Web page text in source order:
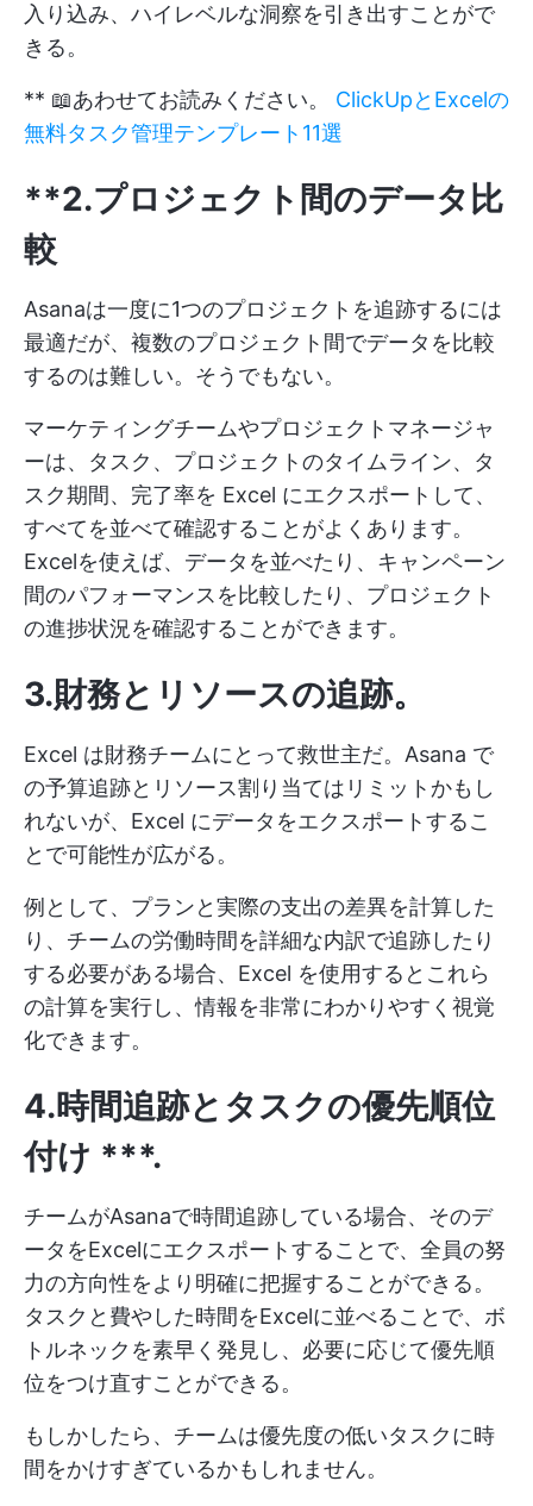
入り込み、ハイレベルな洞察を引き出すことがで
きる。
** 📖あわせてお読みください。 ClickUpとExcelの
無料タスク管理テンプレート11選
**2.プロジェクト間のデータ比
較
Asanaは一度に1つのプロジェクトを追跡するには
最適だが、複数のプロジェクト間でデータを比較
するのは難しい。そうでもない。
マーケティングチームやプロジェクトマネージャ
ーは、タスク、プロジェクトのタイムライン、タ
スク期間、完了率を Excel にエクスポートして、
すべてを並べて確認することがよくあります。
Excelを使えば、データを並べたり、キャンペーン
間のパフォーマンスを比較したり、プロジェクト
の進捗状況を確認することができます。
3.財務とリソースの追跡。
Excel は財務チームにとって救世主だ。Asana で
の予算追跡とリソース割り当てはリミットかもし
れないが、Excel にデータをエクスポートするこ
とで可能性が広がる。
例として、プランと実際の支出の差異を計算した
り、チームの労働時間を詳細な内訳で追跡したり
する必要がある場合、Excel を使用するとこれら
の計算を実行し、情報を非常にわかりやすく視覚
化できます。
4.時間追跡とタスクの優先順位
付け ***.
チームがAsanaで時間追跡している場合、そのデ
ータをExcelにエクスポートすることで、全員の努
力の方向性をより明確に把握することができる。
タスクと費やした時間をExcelに並べることで、ボ
トルネックを素早く発見し、必要に応じて優先順
位をつけ直すことができる。
もしかしたら、チームは優先度の低いタスクに時
間をかけすぎているかもしれません。